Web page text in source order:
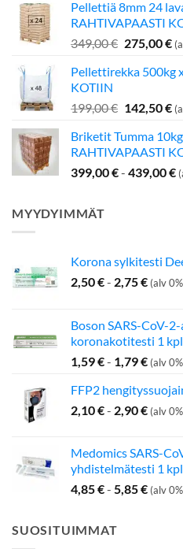
oli:
349,00 €.
Pellettiä 8mm 24
RAHTIVAPAASTI
349,00€
oli:
275,00€
Pellettirekka 500kg
KOTIIN
199,00€
oli:
199,00 €.
142,50€
Briketit Tumma
RAHTIVAPAASTI
399,00€- 439,00€
MYYDYIMMÄT
Korona sylkitesti
2,50€- 2,75€ (alv
Boson SARS-CoV-
koronakotitesti 1 kpl
1,59€- 1,79€ (alv
FFP2
2,10€- 2,90€ (alv
Medomics SARS-
yhdistelmätesti 1 kpl
4,85€- 5,85€ (alv
SUOSITUIMMAT